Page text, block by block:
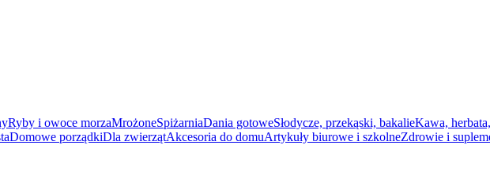
Ryby i owoce morzaMrożoneSpiżarniaDania gotoweSłodycze, przekąski, bakalieKawa,
Domowe porządkiDla zwierzątAkcesoria do domuArtykuły biurowe i szkolneZdrowie i